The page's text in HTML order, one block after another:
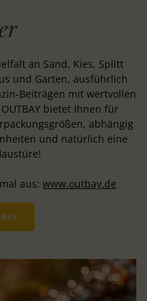
an Sand, Kies, Splitt
und Garten, ausführlich
Beiträgen mit wertvollen
bietet Ihnen für
abhängig
und natürlich eine
aus: www.outbay.de